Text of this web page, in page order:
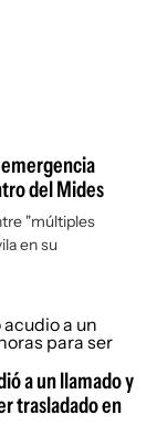
del Mides
"múltiples
en su
a un llamado y
trasladado en